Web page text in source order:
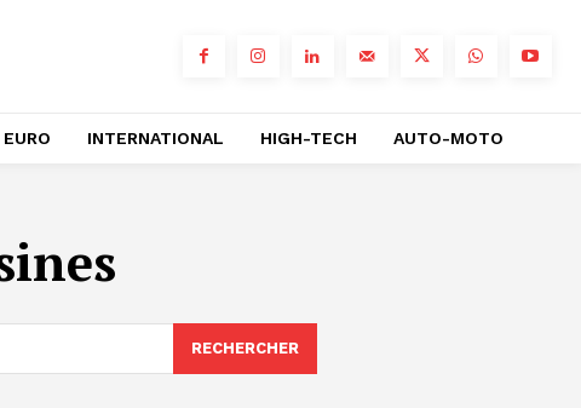
INTERNATIONAL HIGH-TECH AUTO-MOTO
RECHERCHER